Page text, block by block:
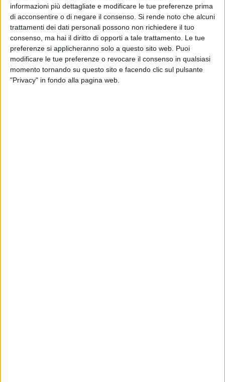
informazioni più dettagliate e modificare le tue preferenze prima
di acconsentire o di negare il consenso. Si rende noto che alcuni
trattamenti dei dati personali possono non richiedere il tuo
consenso, ma hai il diritto di opporti a tale trattamento. Le tue
preferenze si applicheranno solo a questo sito web. Puoi
modificare le tue preferenze o revocare il consenso in qualsiasi
momento tornando su questo sito e facendo clic sul pulsante
"Privacy" in fondo alla pagina web.
tieni", autentico manifesto musicale dedicato all'identità e
all'orgoglio del Sud.
Grande coinvolgimento anche per " Sciamu a ballare", che ha
trasformato piazza Marconi in una dancehall a cielo aperto,
mentre momenti più intensi ed emozionanti sono arrivati con
"Bisogno d'amore" e "Casa mia". Non sono mancati altri